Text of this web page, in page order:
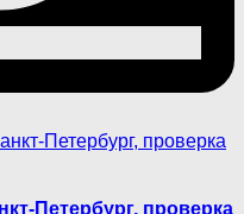
Петербург, проверка